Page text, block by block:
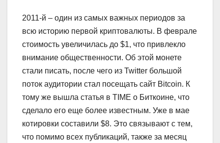
2011-й – один из самых важных периодов за
всю историю первой криптовалюты. В феврале
стоимость увеличилась до $1, что привлекло
внимание общественности. Об этой монете
стали писать, после чего из Twitter большой
поток аудитории стал посещать сайт Bitcoin. К
тому же вышла статья в TIME о Биткоине, что
сделало его еще более известным. Уже в мае
котировки составили $8. Это связывают с тем,
что помимо всех публикаций, также за месяц